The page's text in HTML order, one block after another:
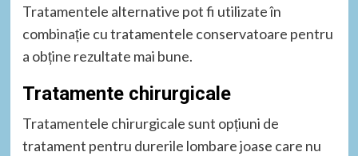
Tratamentele alternative pot fi utilizate în
combinație cu tratamentele conservatoare pentru
a obține rezultate mai bune.
Tratamente chirurgicale
Tratamentele chirurgicale sunt opțiuni de
tratament pentru durerile lombare joase care nu